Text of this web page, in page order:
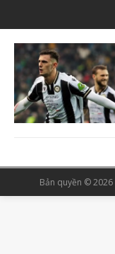
Bản quyền ©